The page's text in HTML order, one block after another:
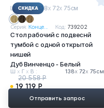
Ш хГхВ : 138х 72х 75см
Серия: Конце... Код: 739202
Стол рабочий с подвеснй
тумбой с одной открытой
нишей
Дуб Винченцо - Белый
Ш х Г х В : 138х 72х 75см
19 119 Р
20 558 Р
Отправить запрос